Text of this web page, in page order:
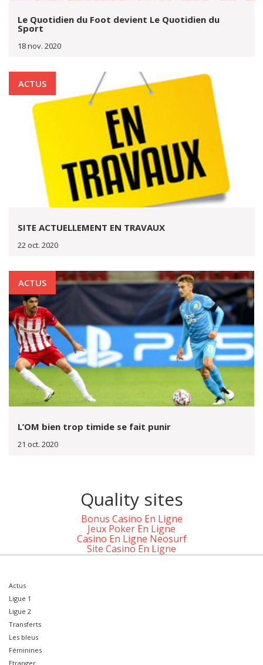
Le Quotidien du Foot devient Le Quotidien du
Sport
18 nov. 2020
ACTUS
SITE ACTUELLEMENT EN TRAVAUX
22 oct. 2020
ACTUS
L’OM bien trop timide se fait punir
21 oct. 2020
Quality sites
Bonus Casino En Ligne
Jeux Poker En Ligne
Casino En Ligne Neosurf
Site Casino En Ligne
Actus
Ligue 1
Ligue 2
Transferts
Les bleus
Féminines
Etranger